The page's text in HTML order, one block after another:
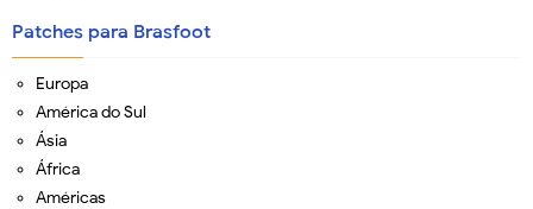
Patches para Brasfoot
Europa
América do Sul
Ásia
África
Américas